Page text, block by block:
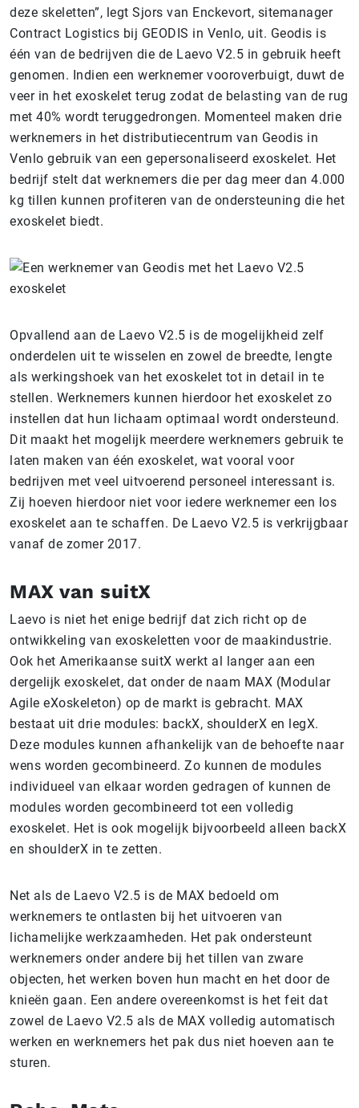
deze skeletten”, legt Sjors van Enckevort, sitemanager
Contract Logistics bij GEODIS in Venlo, uit. Geodis is
één van de bedrijven die de Laevo V2.5 in gebruik heeft
genomen. Indien een werknemer vooroverbuigt, duwt de
veer in het exoskelet terug zodat de belasting van de rug
met 40% wordt teruggedrongen. Momenteel maken drie
werknemers in het distributiecentrum van Geodis in
Venlo gebruik van een gepersonaliseerd exoskelet. Het
bedrijf stelt dat werknemers die per dag meer dan 4.000
kg tillen kunnen profiteren van de ondersteuning die het
exoskelet biedt.
Opvallend aan de Laevo V2.5 is de mogelijkheid zelf
onderdelen uit te wisselen en zowel de breedte, lengte
als werkingshoek van het exoskelet tot in detail in te
stellen. Werknemers kunnen hierdoor het exoskelet zo
instellen dat hun lichaam optimaal wordt ondersteund.
Dit maakt het mogelijk meerdere werknemers gebruik te
laten maken van één exoskelet, wat vooral voor
bedrijven met veel uitvoerend personeel interessant is.
Zij hoeven hierdoor niet voor iedere werknemer een los
exoskelet aan te schaffen. De Laevo V2.5 is verkrijgbaar
vanaf de zomer 2017.
MAX van suitX
Laevo is niet het enige bedrijf dat zich richt op de
ontwikkeling van exoskeletten voor de maakindustrie.
Ook het Amerikaanse suitX werkt al langer aan een
dergelijk exoskelet, dat onder de naam MAX (Modular
Agile eXoskeleton) op de markt is gebracht. MAX
bestaat uit drie modules: backX, shoulderX en legX.
Deze modules kunnen afhankelijk van de behoefte naar
wens worden gecombineerd. Zo kunnen de modules
individueel van elkaar worden gedragen of kunnen de
modules worden gecombineerd tot een volledig
exoskelet. Het is ook mogelijk bijvoorbeeld alleen backX
en shoulderX in te zetten.
Net als de Laevo V2.5 is de MAX bedoeld om
werknemers te ontlasten bij het uitvoeren van
lichamelijke werkzaamheden. Het pak ondersteunt
werknemers onder andere bij het tillen van zware
objecten, het werken boven hun macht en het door de
knieën gaan. Een andere overeenkomst is het feit dat
zowel de Laevo V2.5 als de MAX volledig automatisch
werken en werknemers het pak dus niet hoeven aan te
sturen.